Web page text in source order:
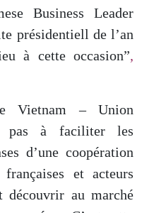
Business Leader
présidentiell de l’an
à cette occasion”,
Vietnam – Union
pas à faciliter les
d’une coopération
et acteurs
découvrir au marché